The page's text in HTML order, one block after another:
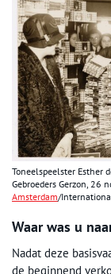
Toneelspeelster Esther
Gebroeders Gerzon, 26
Amsterdam/
Waar was u
Nadat deze
de beginnend